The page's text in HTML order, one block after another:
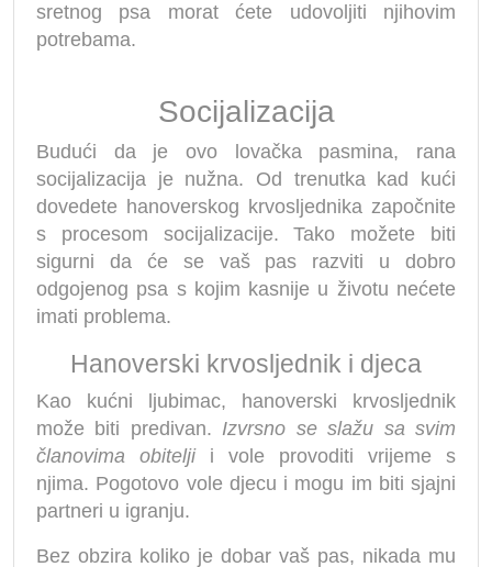
sretnog psa morat ćete udovoljiti njihovim
potrebama.
Socijalizacija
Budući da je ovo lovačka pasmina, rana
socijalizacija je nužna. Od trenutka kad kući
dovedete hanoverskog krvosljednika započnite
s procesom socijalizacije. Tako možete biti
sigurni da će se vaš pas razviti u dobro
odgojenog psa s kojim kasnije u životu nećete
imati problema.
Hanoverski krvosljednik i djeca
Kao kućni ljubimac, hanoverski krvosljednik
može biti predivan. Izvrsno se slažu sa svim
članovima obiteljii vole provoditi vrijeme s
njima. Pogotovo vole djecu i mogu im biti sjajni
partneri u igranju.
Bez obzira koliko je dobar vaš pas, nikada mu